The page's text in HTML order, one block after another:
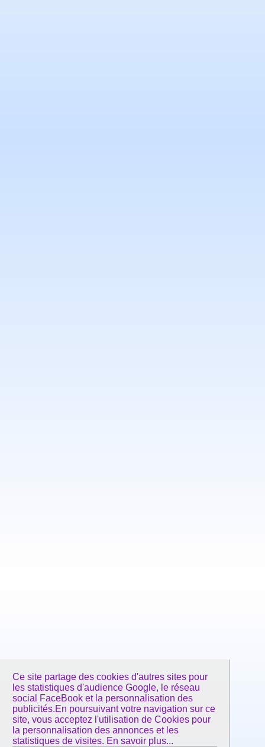
Ce site partage des cookies d'autres sites pour
les statistiques d'audience Google, le réseau
social FaceBook et la personnalisation des
publicités.En poursuivant votre navigation sur ce
site, vous acceptez l'utilisation de Cookies pour
la personnalisation des annonces et les
statistiques de visites. En savoir plus...